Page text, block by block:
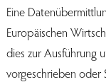
Eine
Europäischen
dies zur Ausführung
vorgeschrieben oder